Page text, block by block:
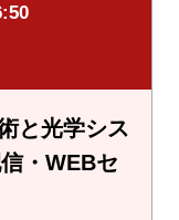
と光学シス
・WEBセ